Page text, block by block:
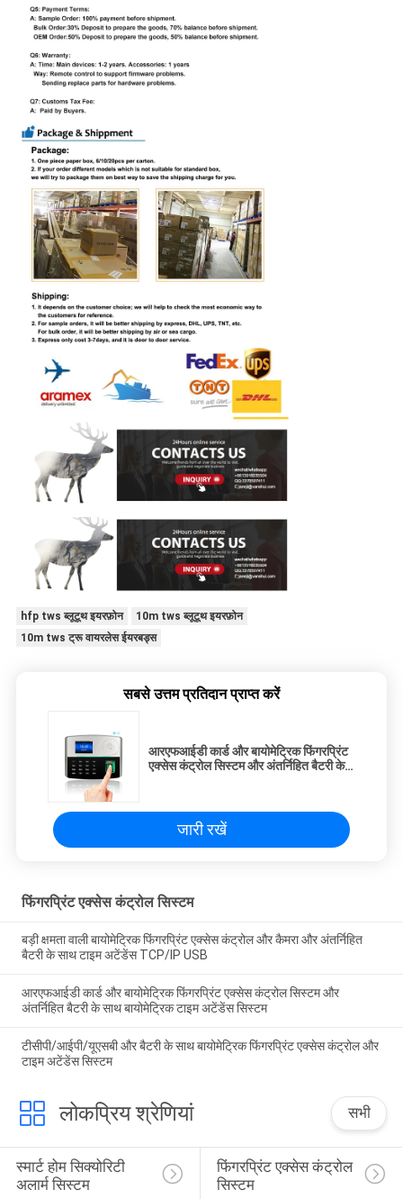
hfp tws ब्लूटूथ इयरफ़ोन
10m tws ब्लूटूथ इयरफ़ोन
10m tws ट्रू वायरलेस ईयरबड्स
सबसे उत्तम प्रतिदान प्राप्त करें
आरएफआईडी कार्ड और बायोमेट्रिक फिंगरप्रिंट
एक्सेस कंट्रोल सिस्टम और अंतर्निहित बैटरी के
जारी रखें
फिंगरप्रिंट एक्सेस कंट्रोल सिस्टम
बड़ी क्षमता वाली बायोमेट्रिक फिंगरप्रिंट एक्सेस कंट्रोल और कैमरा और अंतर्निहित
बैटरी के साथ टाइम अटेंडेंस TCP/IP USB
आरएफआईडी कार्ड और बायोमेट्रिक फिंगरप्रिंट एक्सेस कंट्रोल सिस्टम और
अंतर्निहित बैटरी के साथ बायोमेट्रिक टाइम अटेंडेंस सिस्टम
टीसीपी/आईपी/यूएसबी और बैटरी के साथ बायोमेट्रिक फिंगरप्रिंट एक्सेस कंट्रोल और
टाइम अटेंडेंस सिस्टम
लोकप्रिय श्रेणियां सभी
स्मार्ट होम सिक्योरिटी
अलार्म सिस्टम
फिंगरप्रिंट एक्सेस कंट्रोल
सिस्टम